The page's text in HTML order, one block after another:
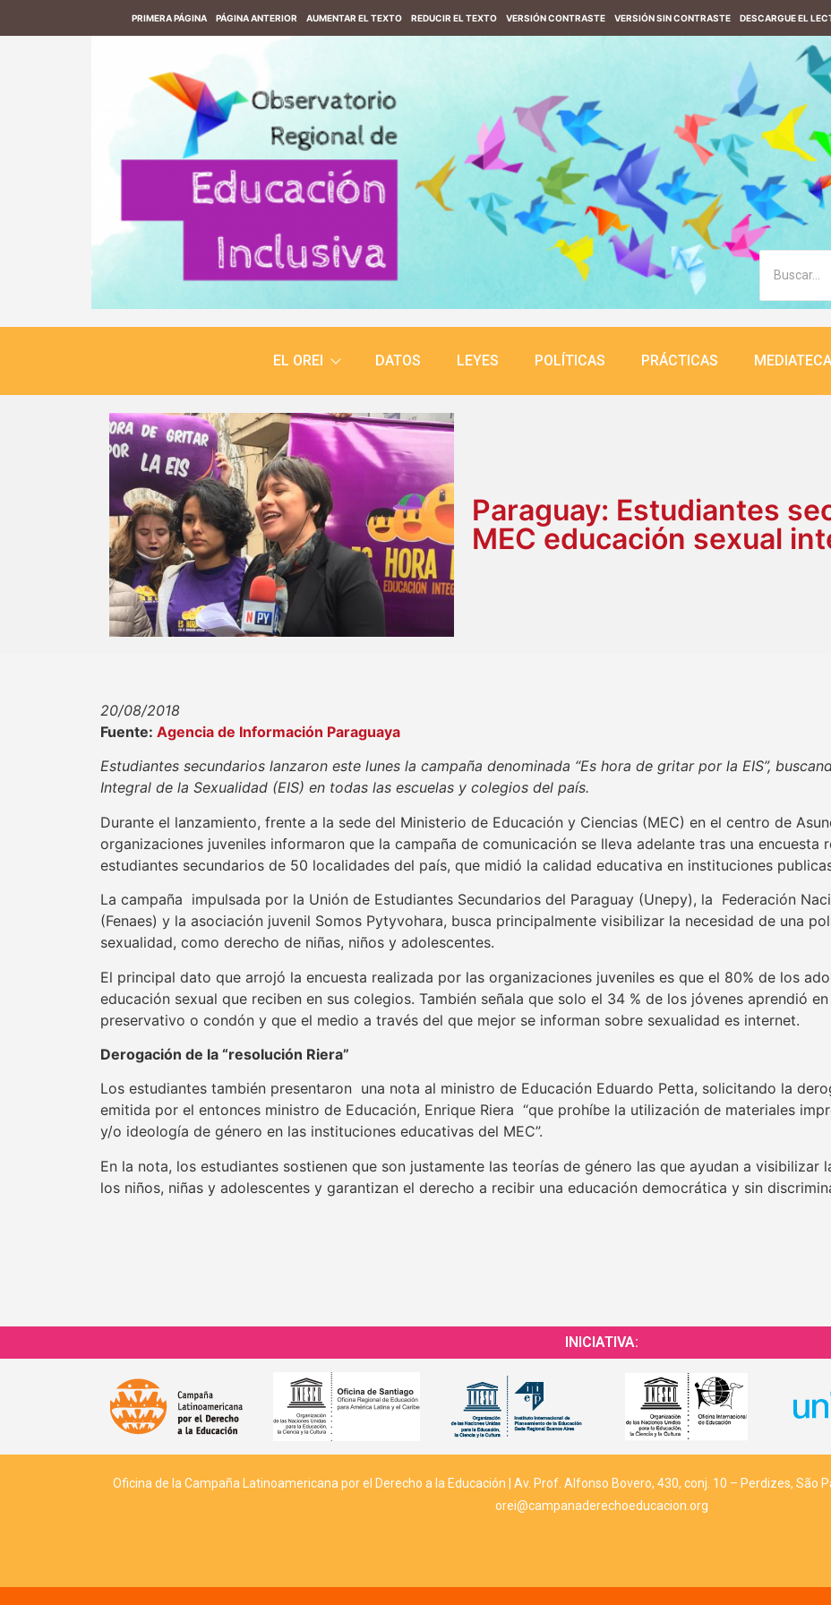
PRIMERA PÁGINA PÁGINA ANTERIOR AUMENTAR EL TEXTO REDUCIR EL TEXTO VERSIÓN CONTRASTE VERSIÓN SIN CONTRASTE DESCARGUE EL
EL OREI DATOS LEYES POLÍTICAS PRÁCTICAS MEDIATECA
Paraguay: Estudiantes
MEC educación sexual
20/08/2018
Fuente: Agencia de Información Paraguaya
Estudiantes secundarios lanzaron este lunes la campaña denominada “Es hora de gritar por la EIS”,
Integral de la Sexualidad (EIS) en todas las escuelas y colegios del país.
Durante el lanzamiento, frente a la sede del Ministerio de Educación y Ciencias (MEC) en el centro de
organizaciones juveniles informaron que la campaña de comunicación se lleva adelante tras una encuesta
estudiantes secundarios de 50 localidades del país, que midió la calidad educativa en instituciones
La campaña impulsada por la Unión de Estudiantes Secundarios del Paraguay (Unepy), la Federación
(Fenaes) y la asociación juvenil Somos Pytyvohara, busca principalmente visibilizar la necesidad de una
sexualidad, como derecho de niñas, niños y adolescentes.
El principal dato que arrojó la encuesta realizada por las organizaciones juveniles es que el 80% de los
educación sexual que reciben en sus colegios. También señala que solo el 34 % de los jóvenes aprendió
preservativo o condón y que el medio a través del que mejor se informan sobre sexualidad es internet.
Derogación de la “resolución Riera”
Los estudiantes también presentaron una nota al ministro de Educación Eduardo Petta, solicitando la
emitida por el entonces ministro de Educación, Enrique Riera “que prohíbe la utilización de materiales
y/o ideología de género en las instituciones educativas del MEC”.
En la nota, los estudiantes sostienen que son justamente las teorías de género las que ayudan a visibilizar
los niños, niñas y adolescentes y garantizan el derecho a recibir una educación democrática y sin
INICIATIVA:
Oficina de la Campaña Latinoamericana por el Derecho a la Educación | Av. Prof. Alfonso Bovero, 430, conj. 10 – Perdizes, São
orei@campanaderechoeducacion.org